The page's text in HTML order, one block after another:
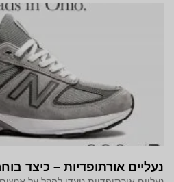
נעליים אורתופדיות – כיצד